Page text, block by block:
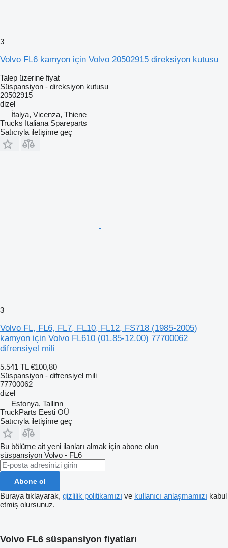
3
Volvo FL6 kamyon için Volvo 20502915 direksiyon kutusu
Talep üzerine fiyat
Süspansiyon - direksiyon kutusu
20502915
dizel
İtalya, Vicenza, Thiene
Trucks Italiana Spareparts
Satıcıyla iletişime geç
3
Volvo FL, FL6, FL7, FL10, FL12, FS718 (1985-2005)
kamyon için Volvo FL610 (01.85-12.00) 77700062
difrensiyel mili
5.541 TL €100,80
Süspansiyon - difrensiyel mili
77700062
dizel
Estonya, Tallinn
TruckParts Eesti OÜ
Satıcıyla iletişime geç
Bu bölüme ait yeni ilanları almak için abone olun
süspansiyon Volvo - FL6
Abone ol
Buraya tıklayarak, gizlilik politikamızı ve kullanıcı anlaşmamızı kabul
etmiş olursunuz.
Volvo FL6 süspansiyon fiyatları